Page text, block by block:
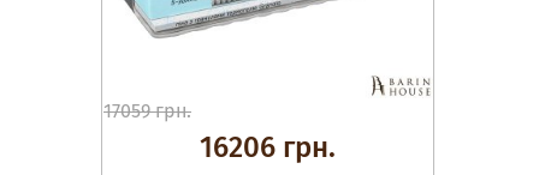
17059 грн.
16206 грн.